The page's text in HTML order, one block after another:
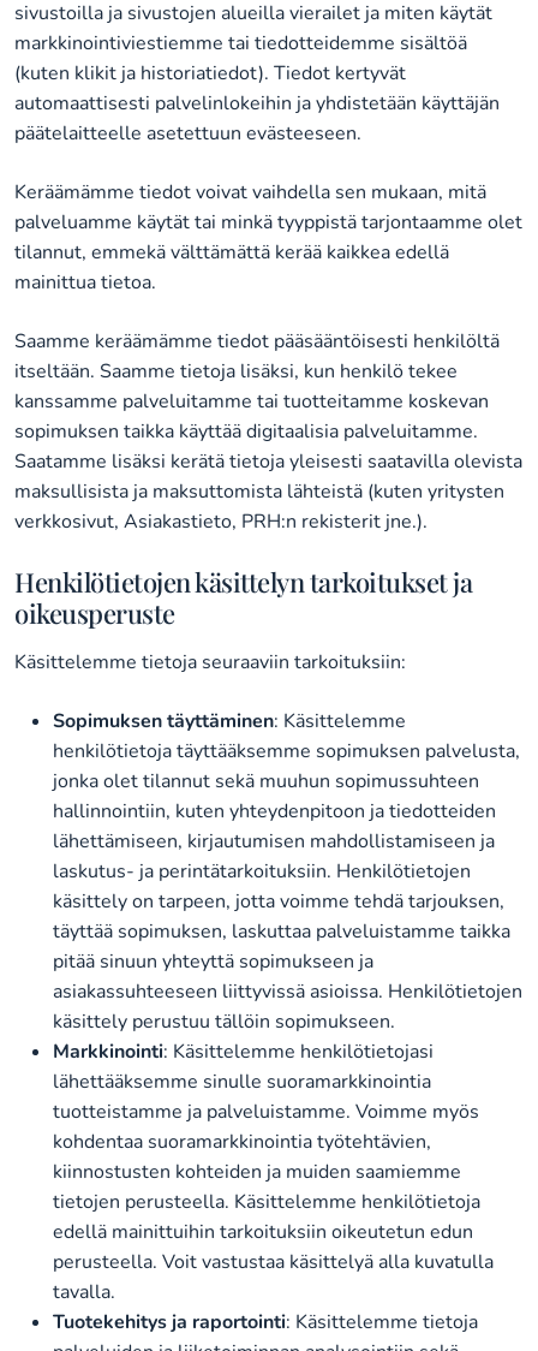
sivustoilla ja sivustojen alueilla vierailet ja miten käytät
markkinointiviestiemme tai tiedotteidemme sisältöä
(kuten klikit ja historiatiedot). Tiedot kertyvät
automaattisesti palvelinlokeihin ja yhdistetään käyttäjän
päätelaitteelle asetettuun evästeeseen.
Keräämämme tiedot voivat vaihdella sen mukaan, mitä
palveluamme käytät tai minkä tyyppistä tarjontaamme olet
tilannut, emmekä välttämättä kerää kaikkea edellä
mainittua tietoa.
Saamme keräämämme tiedot pääsääntöisesti henkilöltä
itseltään. Saamme tietoja lisäksi, kun henkilö tekee
kanssamme palveluitamme tai tuotteitamme koskevan
sopimuksen taikka käyttää digitaalisia palveluitamme.
Saatamme lisäksi kerätä tietoja yleisesti saatavilla olevista
maksullisista ja maksuttomista lähteistä (kuten yritysten
verkkosivut, Asiakastieto, PRH:n rekisterit jne.).
Henkilötietojen käsittelyn tarkoitukset ja
oikeusperuste
Käsittelemme tietoja seuraaviin tarkoituksiin:
Sopimuksen täyttäminen: Käsittelemme
henkilötietoja täyttääksemme sopimuksen palvelusta,
jonka olet tilannut sekä muuhun sopimussuhteen
hallinnointiin, kuten yhteydenpitoon ja tiedotteiden
lähettämiseen, kirjautumisen mahdollistamiseen ja
laskutus- ja perintätarkoituksiin. Henkilötietojen
käsittely on tarpeen, jotta voimme tehdä tarjouksen,
täyttää sopimuksen, laskuttaa palveluistamme taikka
pitää sinuun yhteyttä sopimukseen ja
asiakassuhteeseen liittyvissä asioissa. Henkilötietojen
käsittely perustuu tällöin sopimukseen.
Markkinointi: Käsittelemme henkilötietojasi
lähettääksemme sinulle suoramarkkinointia
tuotteistamme ja palveluistamme. Voimme myös
kohdentaa suoramarkkinointia työtehtävien,
kiinnostusten kohteiden ja muiden saamiemme
tietojen perusteella. Käsittelemme henkilötietoja
edellä mainittuihin tarkoituksiin oikeutetun edun
perusteella. Voit vastustaa käsittelyä alla kuvatulla
tavalla.
Tuotekehitys ja raportointi: Käsittelemme tietoja